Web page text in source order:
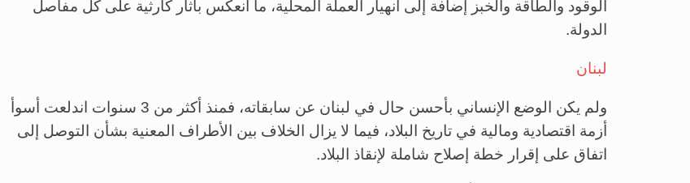
الوقود والطاقة والخبز إضافة إلى انهيار العملة المحلية، ما انعكس بآثار كارثية على كل مفاصل
الدولة.
لبنان
ولم يكن الوضع الإنساني بأحسن حال في لبنان عن سابقاته، فمنذ أكثر من 3 سنوات اندلعت أسوأ
أزمة اقتصادية ومالية في تاريخ البلاد، فيما لا يزال الخلاف بين الأطراف المعنية بشأن التوصل إلى
اتفاق على إقرار خطة إصلاح شاملة لإنقاذ البلاد.